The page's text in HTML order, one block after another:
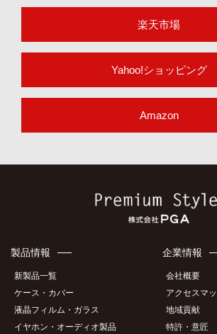
楽天市場
Yahoo!ショッピング
Amazon
製品情報
新製品一覧
ケース・カバー
液晶フィルム・ガラス
イヤホン・オーディオ製品
企業情報
会社概要
アクセスマ
地域貢献
特許・意匠